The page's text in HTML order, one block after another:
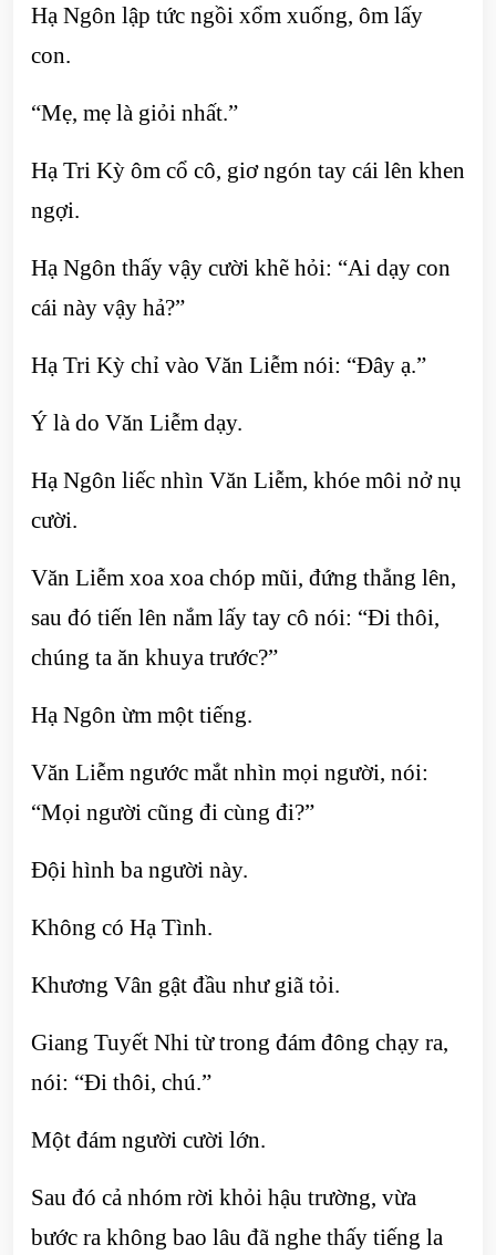
Hạ Ngôn lập tức ngồi xổm xuống, ôm lấy
con.
“Mẹ, mẹ là giỏi nhất.”
Hạ Tri Kỳ ôm cổ cô, giơ ngón tay cái lên khen
ngợi.
Hạ Ngôn thấy vậy cười khẽ hỏi: “Ai dạy con
cái này vậy hả?”
Hạ Tri Kỳ chỉ vào Văn Liễm nói: “Đây ạ.”
Ý là do Văn Liễm dạy.
Hạ Ngôn liếc nhìn Văn Liễm, khóe môi nở nụ
cười.
Văn Liễm xoa xoa chóp mũi, đứng thẳng lên,
sau đó tiến lên nắm lấy tay cô nói: “Đi thôi,
chúng ta ăn khuya trước?”
Hạ Ngôn ừm một tiếng.
Văn Liễm ngước mắt nhìn mọi người, nói:
“Mọi người cũng đi cùng đi?”
Đội hình ba người này.
Không có Hạ Tình.
Khương Vân gật đầu như giã tỏi.
Giang Tuyết Nhi từ trong đám đông chạy ra,
nói: “Đi thôi, chú.”
Một đám người cười lớn.
Sau đó cả nhóm rời khỏi hậu trường, vừa
bước ra không bao lâu đã nghe thấy tiếng la